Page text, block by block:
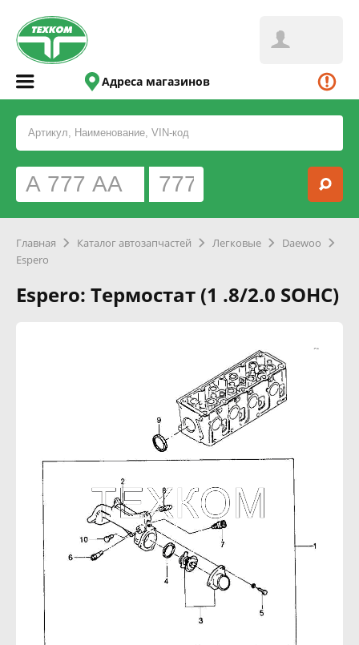
Адреса магазинов
Главная Каталог автозапчастей Легковые
Daewoo
Espero
Espero: Термостат (1 .8/2.0 SOHC)